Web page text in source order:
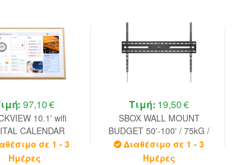
97,10 €
10.1' wifi
CALENDAR
ANDROID 11
WOOD
σε 1 - 3
Ημέρες
Τιμή: 19,50 €
SBOX WALL MOUNT
BUDGET 50'-100' / 75kG /
MAX VESA 900x600 BLACK
Διαθέσιμο σε 1 - 3
Ημέρες